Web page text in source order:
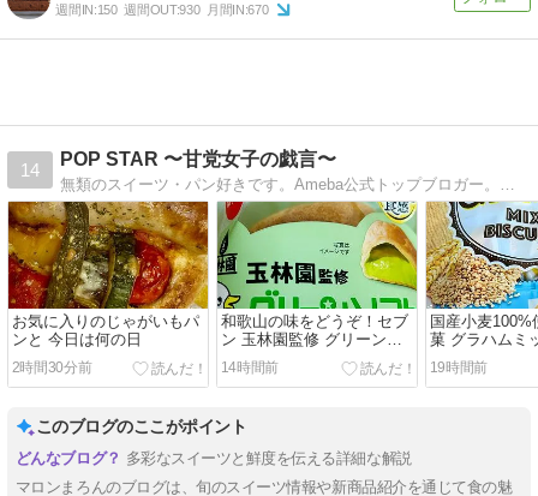
週間IN:150 週間OUT:930 月間IN:670
14
POP STAR 〜甘党女子の戯言〜
お気に入りのじゃがいもパ
ンと 今日は何の日
2時間30分前
和歌山の味をどうぞ！セブ
ン 玉林園監修 グリーンソ
フト風シュー
14時間前
国産小麦100%
菓 グラハムミ
ット
19時間前
このブログのここがポイント
多彩なスイーツと鮮度を伝える詳細な解説
マロンまろんのブログは、旬のスイーツ情報や新商品紹介を通じて食の魅